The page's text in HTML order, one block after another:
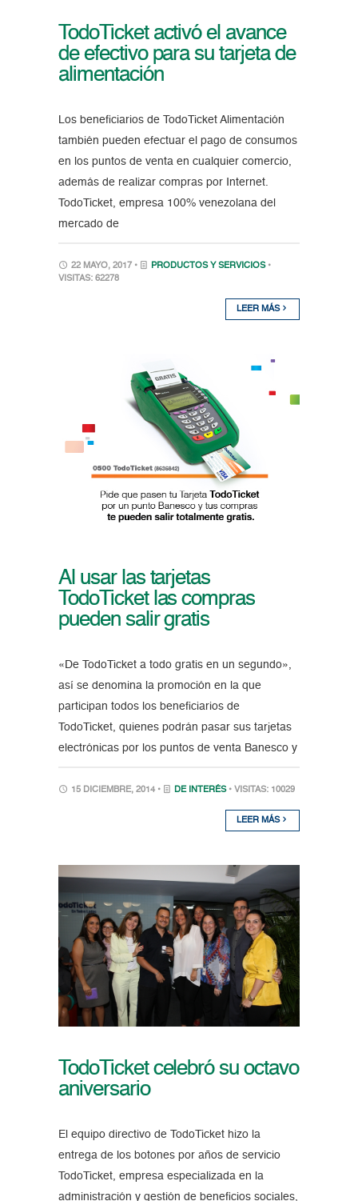
TodoTicket activó el avance
de efectivo para su tarjeta de
alimentación​​
Los beneficiarios de TodoTicket Alimentación
también pueden efectuar el pago de consumos
en los puntos de venta en cualquier comercio,
además de realizar compras por Internet.
TodoTicket, empresa 100% venezolana del
mercado de
22 MAYO, 2017 • PRODUCTOS Y SERVICIOS •
VISITAS: 62278
LEER MÁS
Al usar las tarjetas
TodoTicket las compras
pueden salir gratis
«De TodoTicket a todo gratis en un segundo»,
así se denomina la promoción en la que
participan todos los beneficiarios de
TodoTicket, quienes podrán pasar sus tarjetas
electrónicas por los puntos de venta Banesco y
15 DICIEMBRE, 2014 • DE INTERÉS • VISITAS: 10029
LEER MÁS
TodoTicket celebró su octavo
aniversario
El equipo directivo de TodoTicket hizo la
entrega de los botones por años de servicio
TodoTicket, empresa especializada en la
administración y gestión de beneficios sociales,